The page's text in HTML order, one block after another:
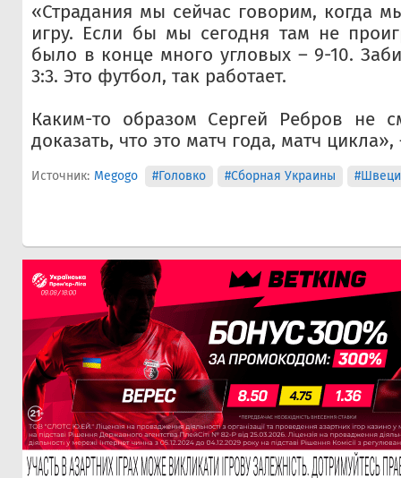
«Страдания мы сейчас говорим, когда
игру. Если бы мы сегодня там не
было в конце много угловых – 9-10.
3:3. Это футбол, так работает.
Каким-то образом Сергей Ребров не
доказать, что это матч года, матч
Источник: Megogo #Головко #Сборная Украины